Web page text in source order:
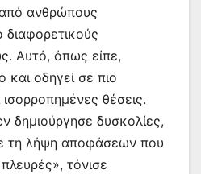
από ανθρώπους
Αυτό, όπως είπε,
και οδηγεί σε πιο
θέσεις.
δημιούργησε δυσκολίες,
τη λήψη αποφάσεων που
τόνισε